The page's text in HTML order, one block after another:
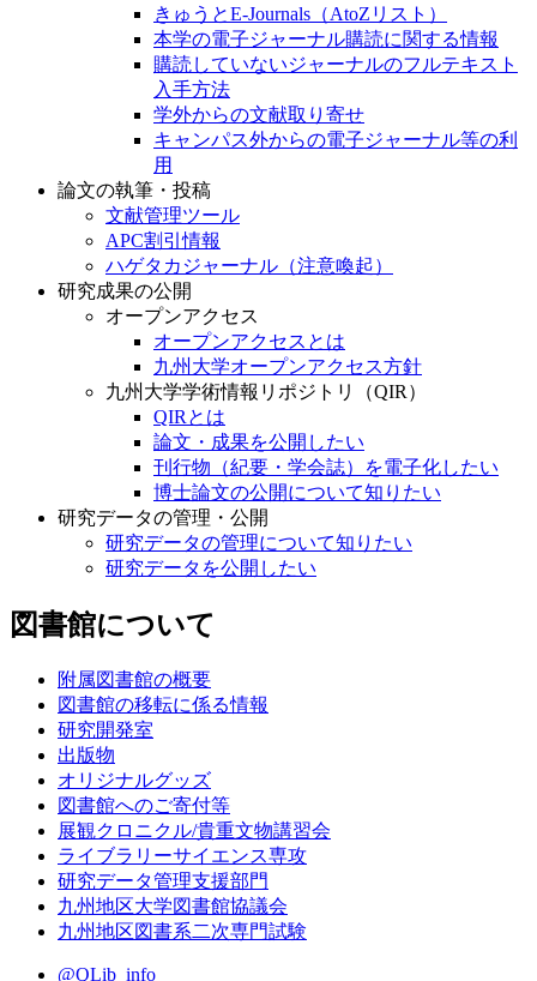
きゅうとE-Journals（AtoZリスト）
本学の電子ジャーナル購読に関する情報
購読していないジャーナルのフルテキスト
入手方法
学外からの文献取り寄せ
キャンパス外からの電子ジャーナル等の利
用
論文の執筆・投稿
文献管理ツール
APC割引情報
ハゲタカジャーナル（注意喚起）
研究成果の公開
オープンアクセス
オープンアクセスとは
九州大学オープンアクセス方針
九州大学学術情報リポジトリ（QIR）
QIRとは
論文・成果を公開したい
刊行物（紀要・学会誌）を電子化したい
博士論文の公開について知りたい
研究データの管理・公開
研究データの管理について知りたい
研究データを公開したい
図書館について
附属図書館の概要
図書館の移転に係る情報
研究開発室
出版物
オリジナルグッズ
図書館へのご寄付等
展観クロニクル/貴重文物講習会
ライブラリーサイエンス専攻
研究データ管理支援部門
九州地区大学図書館協議会
九州地区図書系二次専門試験
@QLib_info